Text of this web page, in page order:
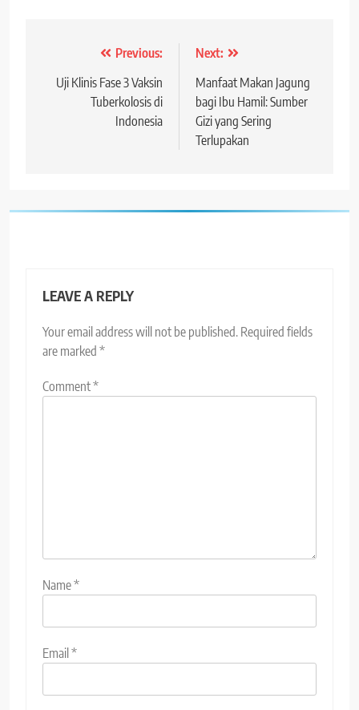
navigation
Previous:
Uji Klinis Fase 3 Vaksin
Tuberkolosis di
Indonesia
Next:
Manfaat Makan Jagung
bagi Ibu Hamil: Sumber
Gizi yang Sering
Terlupakan
LEAVE A REPLY
Your email address will not be published. Required fields
are marked *
Comment*
Name*
Email *